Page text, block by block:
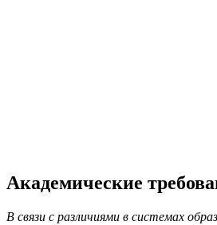
Академические
В связи с различиями в системах